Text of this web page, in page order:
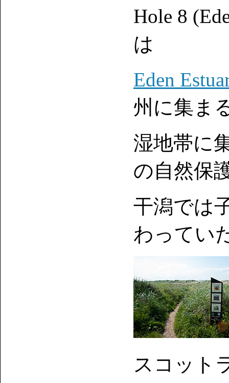
Hole 8
は
Eden
州に集ま
湿地帯に
の自然保
干潟では
わってい
スコット